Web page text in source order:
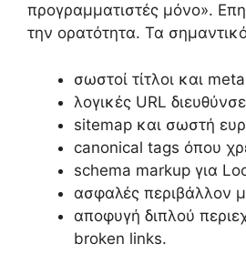
προγραμματιστές μόνο».
την ορατότητα. Τα
σωστοί τίτλοι και
λογικές URL
sitemap και σωστή
canonical tags όπου
schema markup για
ασφαλές περιβάλλον
αποφυγή διπλού
broken links.